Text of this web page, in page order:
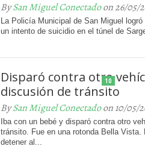
BySan Miguel Conectadoon 26/05/
La Policía Municipal de San Miguel
un intento de suicidio en el túnel de
10
Disparó contra otro
discusión de tránsito
BySan Miguel Conectadoon 10/05/
Iba con un bebé y disparó contra otro
tránsito. Fue en una rotonda Bella Vista.
detener al...